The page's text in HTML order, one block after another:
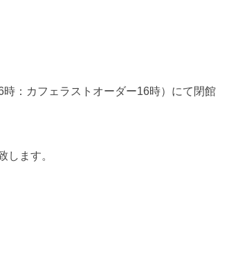
： カフェラストオーダー16時）にて閉館
します。